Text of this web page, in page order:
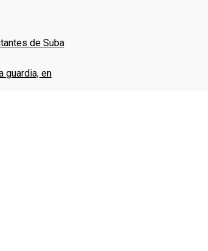
de Suba
guardia, en